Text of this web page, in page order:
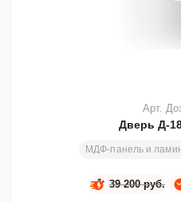
Дверь Д-
МДФ-панель и
Арт.
39 200 руб.